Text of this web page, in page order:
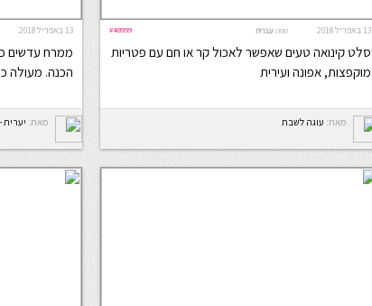
13 באפריל 2018 #48959 שפה: עברית
סלט קינואה טעים שאפשר לאכול קר או חם עם פטריות
מוקפצות, אפונה ועירית
מאת: עוגה לשבת
13 באפריל 2018
ממרח עדשים
הכנה. מעולה
מאת: